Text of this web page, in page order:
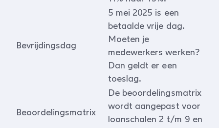
Bevrijdingsdag
5 mei 2025 is een
betaalde vrije dag.
Moeten je
medewerkers werken?
Dan geldt er een
toeslag.
Beoordelingsmatrix
De beoordelingsmatrix
wordt aangepast voor
loonschalen 2 t/m 9 en